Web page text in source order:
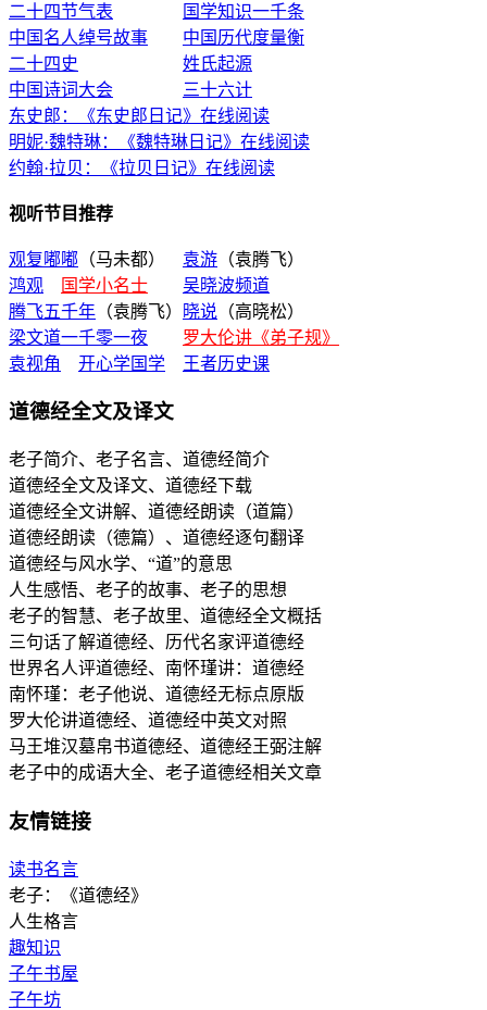
二十四节气表
国学知识一千条
中国名人绰号故事
中国历代度量衡
二十四史
姓氏起源
中国诗词大会
三十六计
东史郎：《东史郎日记》在线阅读
明妮·魏特琳：《魏特琳日记》在线阅读
约翰·拉贝：《拉贝日记》在线阅读
视听节目推荐
观复嘟嘟 （马未都） 袁游 （袁腾飞）
鸿观
国学小名士
吴晓波频道
腾飞五千年 （袁腾飞） 晓说 （高晓松）
梁文道一千零一夜
罗大伦讲《弟子规》
袁视角
开心学国学 王者历史课
道德经全文及译文
老子简介、老子名言、道德经简介
道德经全文及译文、道德经下载
道德经全文讲解、道德经朗读（道篇）
道德经朗读（德篇）、道德经逐句翻译
道德经与风水学、“道”的意思
人生感悟、老子的故事、老子的思想
老子的智慧、老子故里、道德经全文概括
三句话了解道德经、历代名家评道德经
世界名人评道德经、南怀瑾讲：道德经
南怀瑾：老子他说、道德经无标点原版
罗大伦讲道德经、道德经中英文对照
马王堆汉墓帛书道德经、道德经王弼注解
老子中的成语大全、老子道德经相关文章
友情链接
读书名言
老子：《道德经》
人生格言
趣知识
子午书屋
子午坊